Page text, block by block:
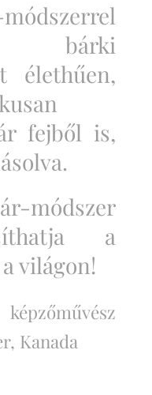
bárki
élethűen,
fejből is,
módszer
a
világon!
képzőművész
Kanada